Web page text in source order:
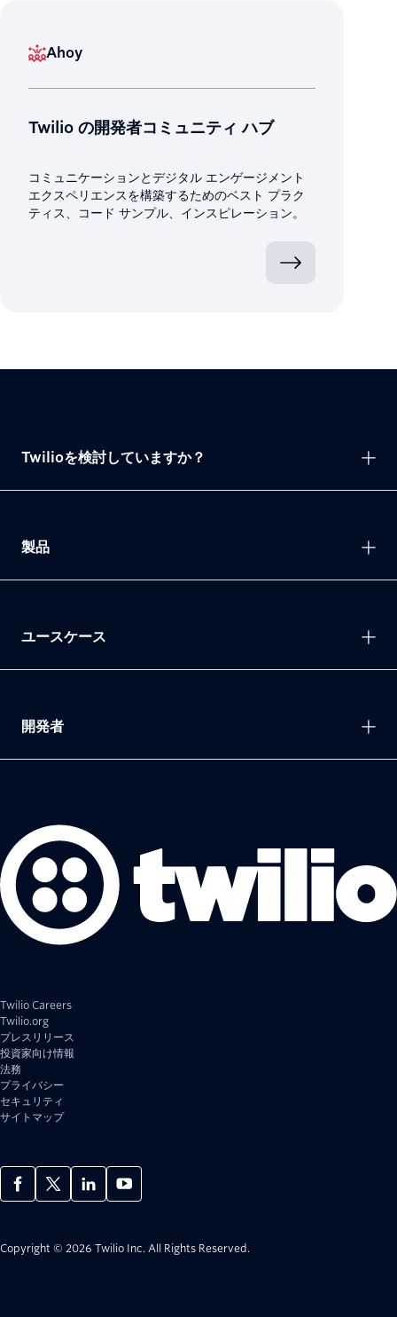
Ahoy
Twilio の開発者コミュニティ ハブ
コミュニケーションとデジタル エンゲージメント
エクスペリエンスを構築するためのベスト プラク
ティス、コード サンプル、インスピレーション。
Twilio Careers
Twilio.org
プレスリリース
投資家向け情報
法務
プライバシー
セキュリティ
サイトマップ
Copyright © 2026 Twilio Inc. All Rights Reserved.
Twilioを検討していますか？
製品
ユースケース
開発者